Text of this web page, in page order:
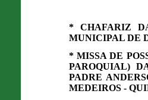
* CHAFARIZ
MUNICIPAL DE
* MISSA DE
PAROQUIAL)
PADRE
MEDEIROS -